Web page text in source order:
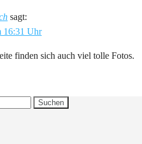
sagt:
16:31 Uhr
finden sich auch viel tolle Fotos.